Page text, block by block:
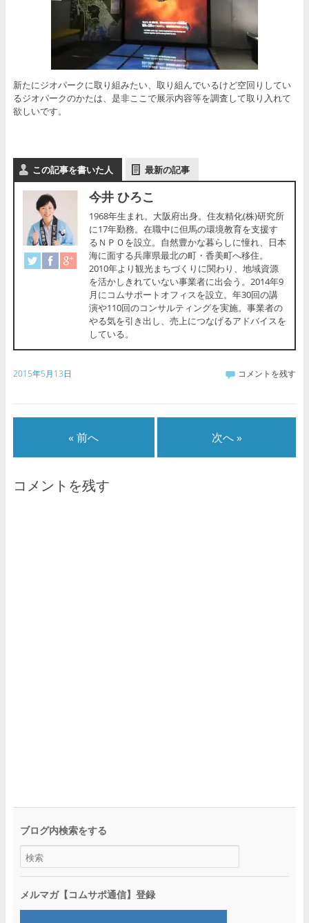
新たにジオパークに取り組みたい、取り組んでいるけど空回りしてい
るジオパークのかたは、是非ここで展示内容等を調査して取り入れて
欲しいです。
この記事を書いた人 最新の記事
今井 ひろこ
1968年生まれ。大阪府出身。住友精化(株)研究所
に17年勤務。在職中に但馬の環境教育を支援す
るＮＰＯを設立。自然豊かな暮らしに憧れ、日本
海に面する兵庫県最北の町・香美町へ移住。
2010年より観光まちづくりに関わり、地域資源
を活かしきれていない事業者に出会う。2014年9
月にコムサポートオフィスを設立。年30回の講
演や110回のコンサルティングを実施。事業者の
やる気を引き出し、売上につなげるアドバイスを
している。
2015年5月13日 コメントを残す
« 前へ 次へ »
コメントを残す
ブログ内検索をする
メルマガ【コムサポ通信】登録